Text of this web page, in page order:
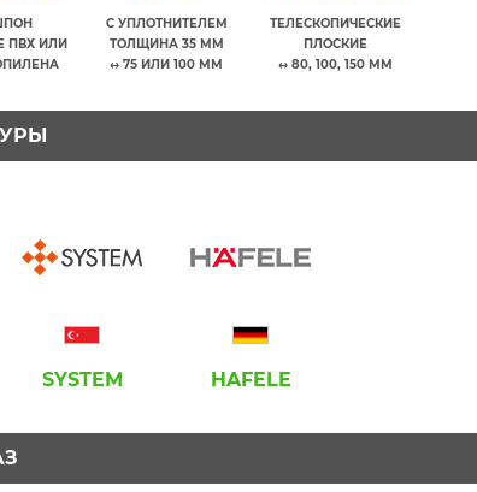
ПВХ ИЛИ
С УПЛОТНИТЕЛЕМ
ТОЛЩИНА 35 ММ
↔ 75 ИЛИ 100 ММ
ТЕЛЕСКОПИЧЕСКИЕ
ПЛОСКИЕ
↔ 80, 100, 150 ММ
SYSTEM HAFELE